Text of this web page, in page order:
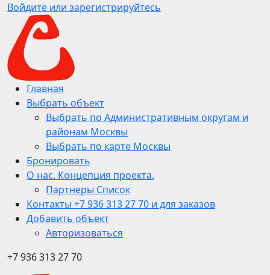
Войдите или зарегистрируйтесь
Главная
Выбрать объект
Выбрать по Административным округам и
районам Москвы
Выбрать по карте Москвы
Бронировать
О нас. Концепция проекта.
Партнеры Список
Контакты +7 936 313 27 70 и для заказов
Добавить объект
Авторизоваться
+7 936 313 27 70